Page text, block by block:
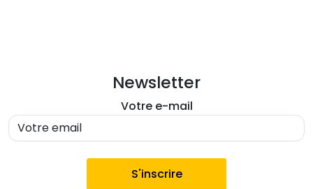
Newsletter
Votre e-mail